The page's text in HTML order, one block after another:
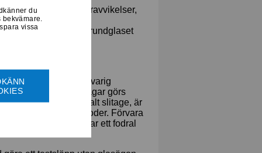
eller stora temperaturavvikelser,
Extrema
i struktur mellan grundglaset
extrem kyla. Långvarig
Många plastbågar görs
medan de tål normalt slitage, är
under längre perioder. Förvara
dem och inte har ett fodral
du
vissa